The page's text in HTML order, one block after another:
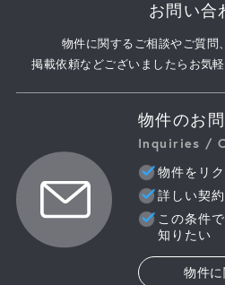
お問い合
物件に関するご相談やご質問
掲載依頼などございましたらお気
物件のお
Inquiries /
物件をリ
詳しい契
この条件
知りたい
物件